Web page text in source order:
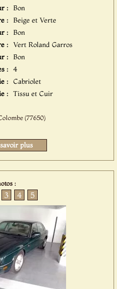
: Bon
: Beige et Verte
: Bon
: Vert Roland Garros
: Bon
: 4
: Cabriolet
: Tissu et Cuir
(77650)
plus
:
3 4 5